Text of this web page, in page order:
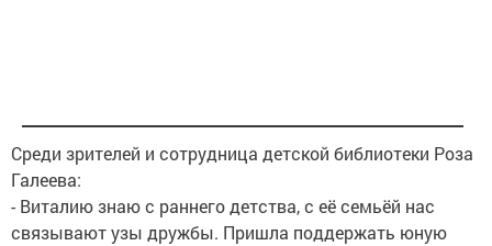
Среди зрителей и сотрудница детской библиотеки Роза
Галеева:
- Виталию знаю с раннего детства, с её семьёй нас
связывают узы дружбы. Пришла поддержать юную